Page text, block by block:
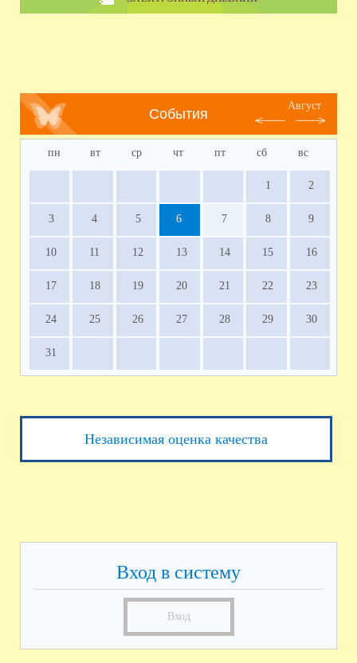
События
Август
пн вт ср чт пт сб вс
1 2
3 4 5 6 7 8 9
10 11 12 13 14 15 16
17 18 19 20 21 22 23
24 25 26 27 28 29 30
31
Независимая оценка качества
Вход в систему
Вход